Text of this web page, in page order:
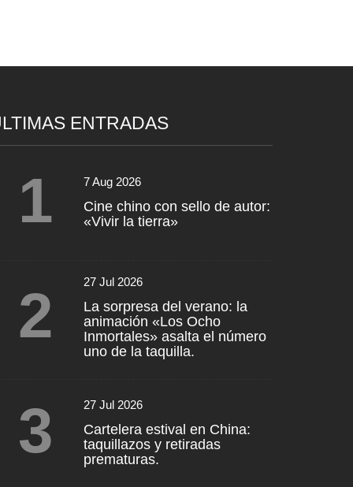
ENTRADAS
1 7 Aug 2026
Cine chino con sello de autor:
«Vivir la tierra»
2 27 Jul 2026
La sorpresa del verano: la
animación «Los Ocho
Inmortales» asalta el número
uno de la taquilla.
3 27 Jul 2026
Cartelera estival en China:
taquillazos y retiradas
prematuras.